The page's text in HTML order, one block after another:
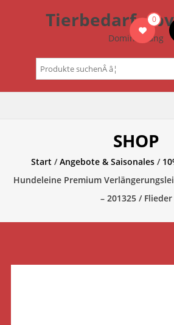
Tierbedarf –
Dominik Lang
0
Suchen
nach:
SHOP
Start /Angebote & Saisonales /
Hundeleine Premium
– 201325 / Flieder